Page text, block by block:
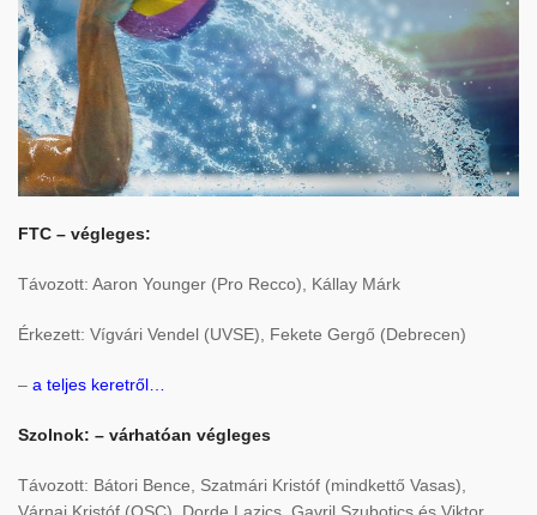
FTC – végleges:
Távozott: Aaron Younger (Pro Recco), Kállay Márk
Érkezett: Vígvári Vendel (UVSE), Fekete Gergő (Debrecen)
– a teljes keretről…
Szolnok: – várhatóan végleges
Távozott: Bátori Bence, Szatmári Kristóf (mindkettő Vasas),